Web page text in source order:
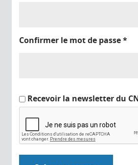
Confirmer le mot de passe*
Recevoir la newsletter du